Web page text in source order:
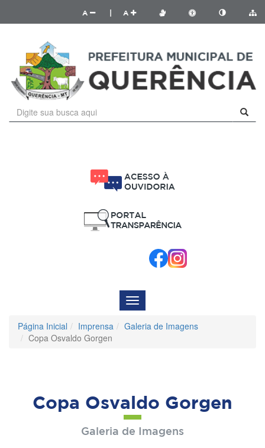
A A
Menu
de
Navegação
Página Inicial Imprensa
Galeria de Imagens
Copa Osvaldo Gorgen
Copa Osvaldo Gorgen
Galeria de Imagens